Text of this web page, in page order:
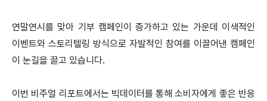
연말연시를 맞아 기부 캠페인이 증가하고 있는 가운데 이색적인
이벤트와 스토리텔링 방식으로 자발적인 참여를 이끌어낸 캠페인
이 눈길을 끌고 있습니다.
이번 비주얼 리포트에서는 빅데이터를 통해 소비자에게 좋은 반응